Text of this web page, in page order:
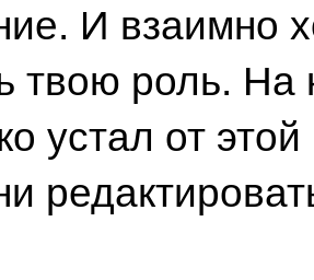
И взаимно
твою роль. На
устал от